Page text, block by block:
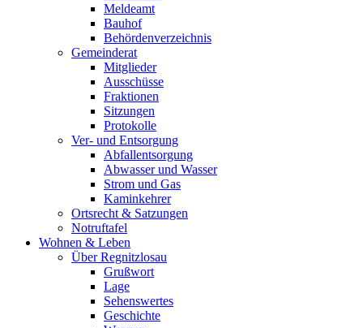
Meldeamt
Bauhof
Behördenverzeichnis
Gemeinderat
Mitglieder
Ausschüsse
Fraktionen
Sitzungen
Protokolle
Ver- und Entsorgung
Abfallentsorgung
Abwasser und Wasser
Strom und Gas
Kaminkehrer
Ortsrecht & Satzungen
Notruftafel
Wohnen & Leben
Über Regnitzlosau
Grußwort
Lage
Sehenswertes
Geschichte